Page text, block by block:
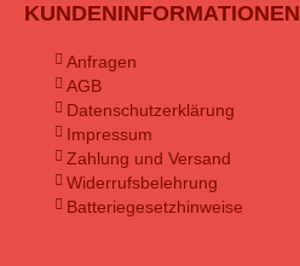
KUNDENINFORMATIONEN
Anfragen
AGB
Datenschutzerklärung
Impressum
Zahlung und Versand
Widerrufsbelehrung
Batteriegesetzhinweise